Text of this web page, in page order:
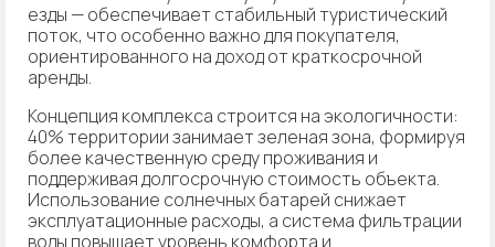
езды — обеспечивает стабильный туристический
поток, что особенно важно для покупателя,
ориентированного на доход от краткосрочной
аренды.
Концепция комплекса строится на экологичности:
40% территории занимает зеленая зона, формируя
более качественную среду проживания и
поддерживая долгосрочную стоимость объекта.
Использование солнечных батарей снижает
эксплуатационные расходы, а система фильтрации
воды повышает уровень комфорта и